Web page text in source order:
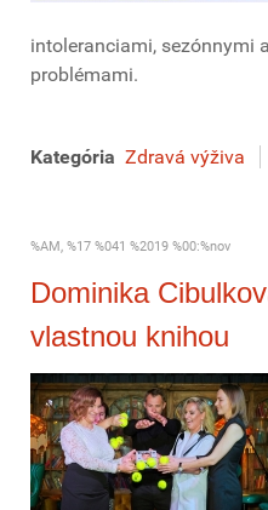
intoleranciami, sezónnymi
problémami.
Kategória Zdravá výživa
%AM, %17 %041 %2019 %00:%nov
Dominika
vlastnou knihou